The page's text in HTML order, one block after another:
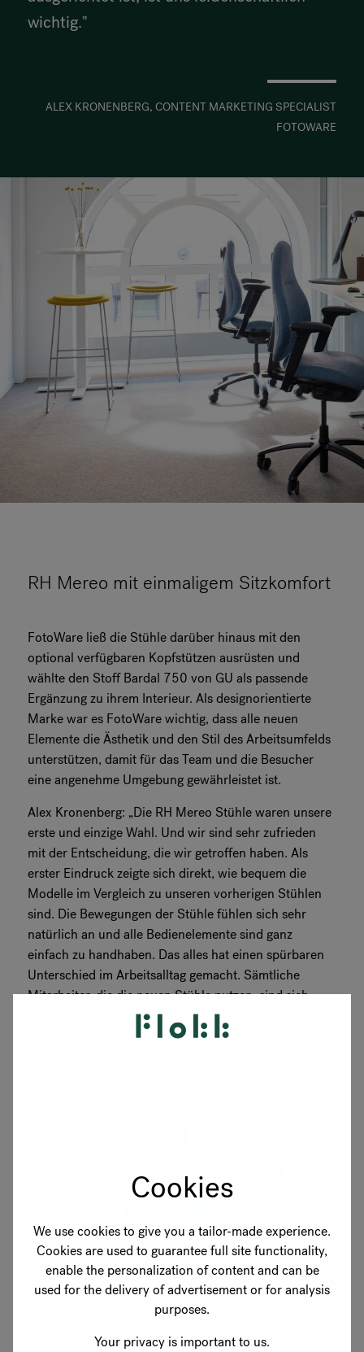
Cookies
We use cookies to give you a tailor-made experience.
Cookies are used to guarantee full site functionality,
enable the personalization of content and can be
used for the delivery of advertisement or for analysis
purposes.
Your privacy is important to us.
wichtig."
ALEX KRONENBERG, CONTENT MARKETING SPECIALIST
FOTOWARE
RH Mereo mit einmaligem Sitzkomfort
FotoWare ließ die Stühle darüber hinaus mit den
optional verfügbaren Kopfstützen ausrüsten und
wählte den Stoff Bardal 750 von GU als passende
Ergänzung zu ihrem Interieur. Als designorientierte
Marke war es FotoWare wichtig, dass alle neuen
Elemente die Ästhetik und den Stil des Arbeitsumfelds
unterstützen, damit für das Team und die Besucher
eine angenehme Umgebung gewährleistet ist.
Alex Kronenberg: „Die RH Mereo Stühle waren unsere
erste und einzige Wahl. Und wir sind sehr zufrieden
mit der Entscheidung, die wir getroffen haben. Als
erster Eindruck zeigte sich direkt, wie bequem die
Modelle im Vergleich zu unseren vorherigen Stühlen
sind. Die Bewegungen der Stühle fühlen sich sehr
natürlich an und alle Bedienelemente sind ganz
einfach zu handhaben. Das alles hat einen spürbaren
Unterschied im Arbeitsalltag gemacht. Sämtliche
Mitarbeiter, die die neuen Stühle nutzen, sind sich
darin einig, dass eine Rückkehr zu den früheren
Modellen eine erhebliche Verschlechterung bedeuten